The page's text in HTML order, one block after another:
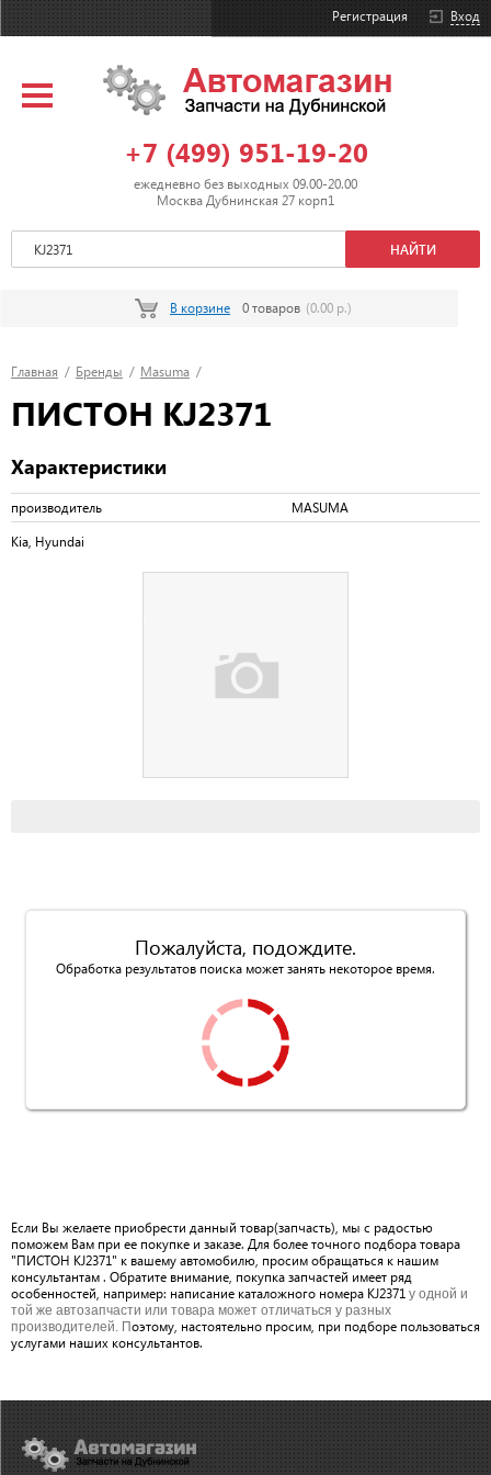
Вход
Регистрация
+7 (499) 951-19-20
ежедневно без выходных 09.00-20.00
Москва Дубнинская 27 корп1
В корзине 0 товаров (0.00 р.)
Главная / Бренды / Masuma /
ПИСТОН KJ2371
Характеристики
производитель MASUMA
Kia, Hyundai
Пожалуйста, подождите.
Обработка результатов поиска может занять некоторое время.
Если Вы желаете приобрести данный товар(запчасть), мы с радостью
поможем Вам при ее покупке и заказе. Для более точного подбора товара
"ПИСТОН KJ2371" к вашему автомобилю, просим обращаться к нашим
консультантам . Обратите внимание, покупка запчастей имеет ряд
особенностей, например: написание каталожного номера KJ2371 у одной и
той же автозапчасти или товара может отличаться у разных
производителей. Поэтому, настоятельно просим, при подборе пользоваться
услугами наших консультантов.